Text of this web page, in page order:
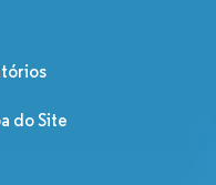
do Site